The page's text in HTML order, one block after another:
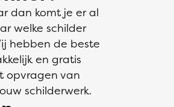
dan komt je er al
welke schilder
hebben de beste
en gratis
opvragen van
schilderwerk.